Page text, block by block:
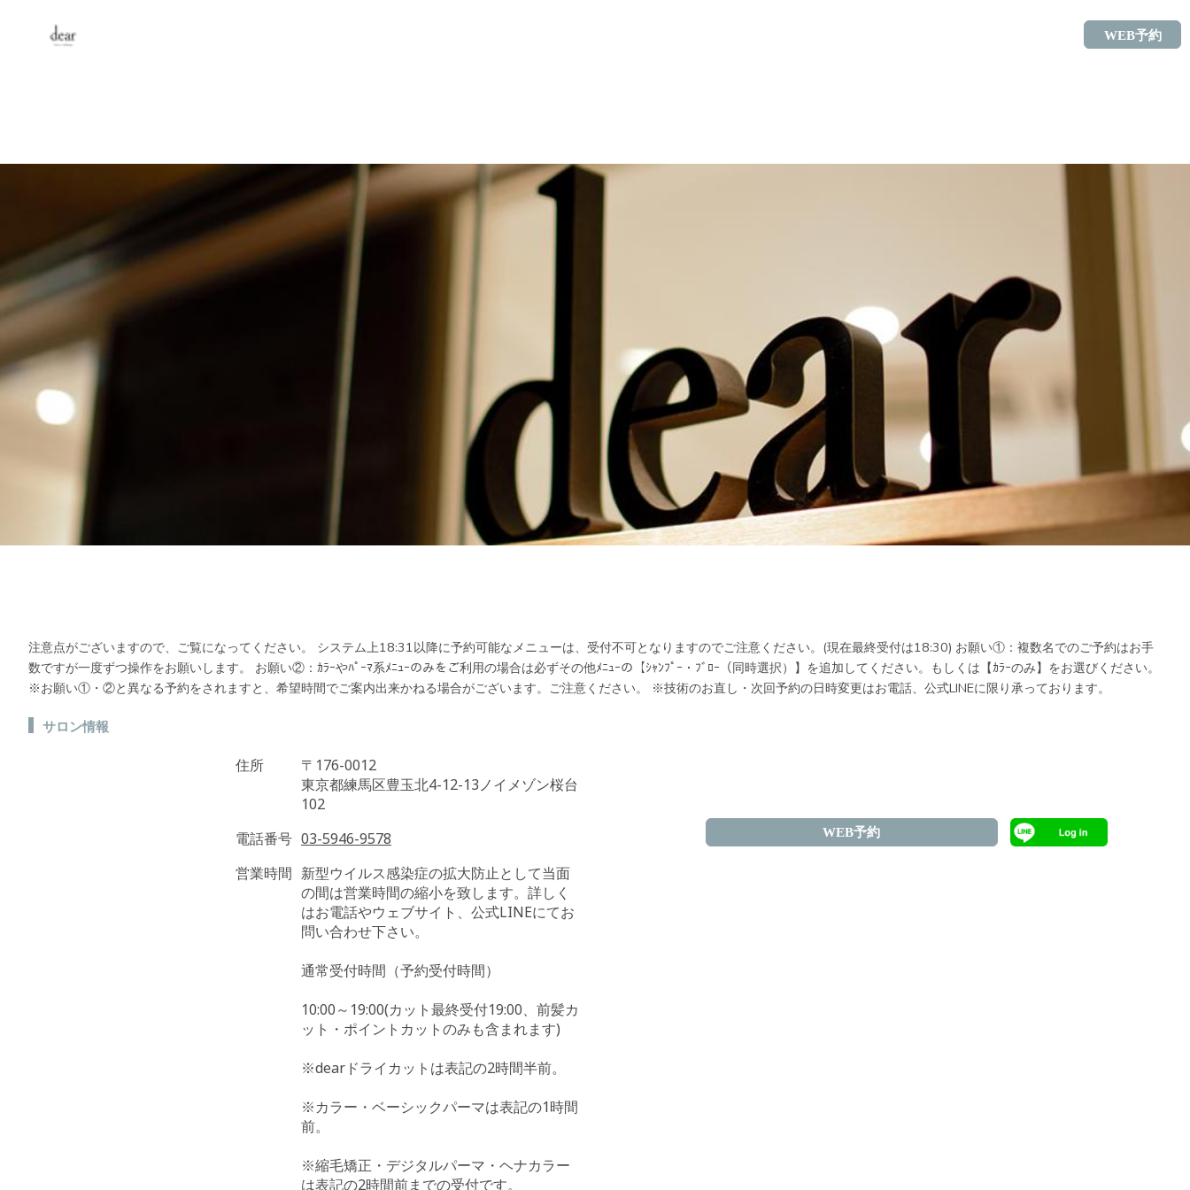
WEB予約
注意点がございますので、ご覧になってください。 システム上18:31以降に予約可能なメニューは、受付不可となりますのでご注意ください。(現在最終受付は18:30) お願い①：複数名でのご予約はお手
数ですが一度ずつ操作をお願いします。 お願い②：ｶﾗｰやﾊﾟｰﾏ系ﾒﾆｭｰのみをご利用の場合は必ずその他ﾒﾆｭｰの【ｼｬﾝﾌﾟｰ・ﾌﾞﾛｰ（同時選択）】を追加してください。もしくは【ｶﾗｰのみ】をお選びください。
※お願い①・②と異なる予約をされますと、希望時間でご案内出来かねる場合がございます。ご注意ください。 ※技術のお直し・次回予約の日時変更はお電話、公式LINEに限り承っております。
WEB予約
サロン情報
住所
〒176-0012
東京都練馬区豊玉北4-12-13ノイメゾン桜台
102
電話番号 03-5946-9578
営業時間 新型ウイルス感染症の拡大防止として当面
の間は営業時間の縮小を致します。詳しく
はお電話やウェブサイト、公式LINEにてお
問い合わせ下さい。
通常受付時間（予約受付時間）
10:00～19:00(カット最終受付19:00、前髪カ
ット・ポイントカットのみも含まれます)
※dearドライカットは表記の2時間半前。
※カラー・ベーシックパーマは表記の1時間
前。
※縮毛矯正・デジタルパーマ・ヘナカラー
は表記の2時間前までの受付です。